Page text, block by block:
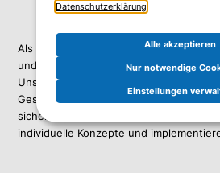
Als kompetenter Denkpartner bieten
und unterstützen Unternehmen mit
Unsere rund 100 Mitarbeiterinnen und
Geschäftsprozesse leistungsfähiger,
sicherer. Wir beraten in ausgewählten
individuelle Konzepte und
Datenschutzerklärung.
Alle akzeptieren
Nur notwendige
Einstellungen